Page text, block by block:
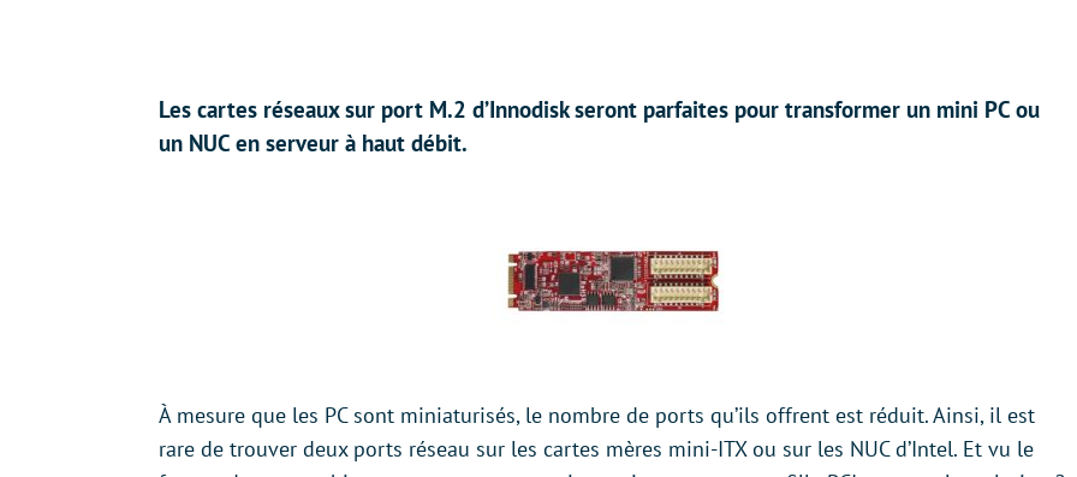
Les cartes réseaux sur port M.2 d’Innodisk seront parfaites pour transformer un mini PC ou
un NUC en serveur à haut débit.
À mesure que les PC sont miniaturisés, le nombre de ports qu’ils offrent est réduit. Ainsi, il est
rare de trouver deux ports réseau sur les cartes mères mini-ITX ou sur les NUC d’Intel. Et vu le